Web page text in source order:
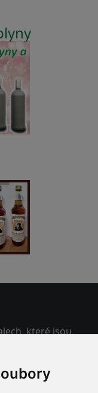
které jsou
kartou pouze